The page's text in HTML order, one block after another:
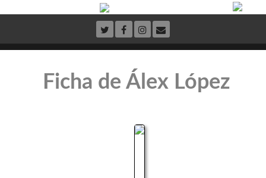
Ficha de Álex López